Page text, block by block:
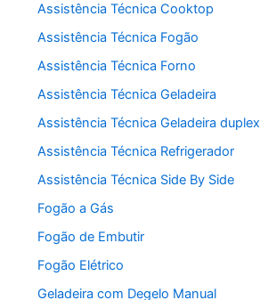
Assistência Técnica Cooktop
Assistência Técnica Fogão
Assistência Técnica Forno
Assistência Técnica Geladeira
Assistência Técnica Geladeira duplex
Assistência Técnica Refrigerador
Assistência Técnica Side By Side
Fogão a Gás
Fogão de Embutir
Fogão Elétrico
Geladeira com Degelo Manual